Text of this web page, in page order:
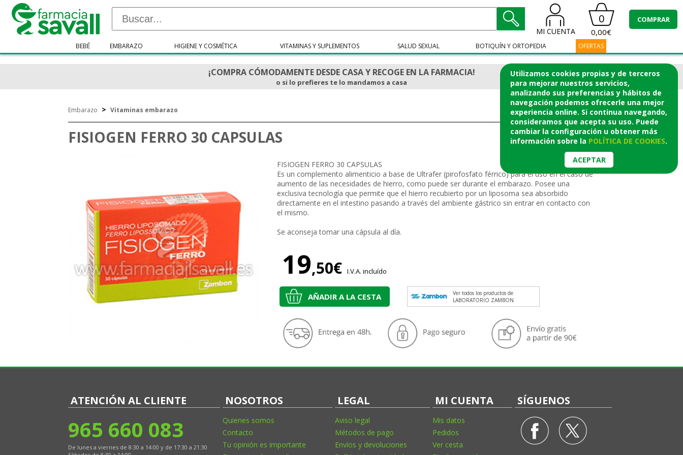
Utilizamos cookies propias y de terceros
para mejorar nuestros servicios,
analizando sus preferencias y hábitos de
navegación podemos ofrecerle una mejor
experiencia online. Si continua navegando,
consideramos que acepta su uso. Puede
cambiar la configuración u obtener más
información sobre la POLÍTICA DE COOKIES.
ACEPTAR
MI CUENTA
0
0,00€
COMPRAR
BEBÉ EMBARAZO HIGIENE Y COSMÉTICA VITAMINAS Y SUPLEMENTOS SALUD SEXUAL BOTIQUÍN Y ORTOPEDIA OFERTAS
¡COMPRA CÓMODAMENTE DESDE CASA Y RECOGE EN LA FARMACIA!
o si lo prefieres te lo mandamos a casa
Embarazo > Vitaminas embarazo
FISIOGEN FERRO 30 CAPSULAS
FISIOGEN FERRO 30 CAPSULAS
Es un complemento alimenticio a base de Ultrafer (pirofosfato férrico) para el uso en el caso de
aumento de las necesidades de hierro, como puede ser durante el embarazo. Posee una
exclusiva tecnología que permite que el hierro recubierto por un liposoma sea absorbido
directamente en el intestino pasando a través del ambiente gástrico sin entrar en contacto con
el mismo.
Se aconseja tomar una cápsula al día.
19,50€ I.V.A. incluído
AÑADIR A LA CESTA
Ver todos los productos de
LABORATORIO ZAMBON
ATENCIÓN AL CLIENTE
965 660 083
De lunes a viernes de 8:30 a 14:00 y de 17:30 a 21:30
NOSOTROS
Quienes somos
Contacto
Tu opinión es importante
LEGAL
Aviso legal
Métodos de pago
Envíos y devoluciones
MI CUENTA
Mis datos
Pedidos
Ver cesta
SÍGUENOS